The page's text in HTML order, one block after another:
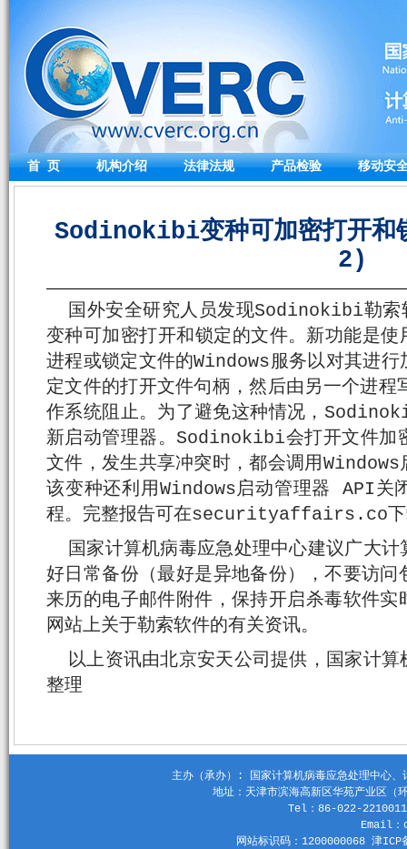
首 页 机构介绍 法律法规 产品检验 移动安
Sodinokibi变种可加密打开
2)
国外安全研究人员发现Sodinokibi勒索
变种可加密打开和锁定的文件。新功能是
进程或锁定文件的Windows服务以对其进
定文件的打开文件句柄，然后由另一个进
作系统阻止。为了避免这种情况，
新启动管理器。Sodinokibi会打开文件加
文件，发生共享冲突时，都会调用
该变种还利用Windows启动管理器 API关
程。完整报告可在securityaffairs.co下
国家计算机病毒应急处理中心建议广大
好日常备份（最好是异地备份），不要访
来历的电子邮件附件，保持开启杀毒软件
网站上关于勒索软件的有关资讯。
以上资讯由北京安天公司提供，国家计
整理
主办（承办）: 国家计算机病毒应急处理中心
地址：天津市滨海高新区华苑产业区
Tel：86-022-
Email
网站标识码：1200000068 津